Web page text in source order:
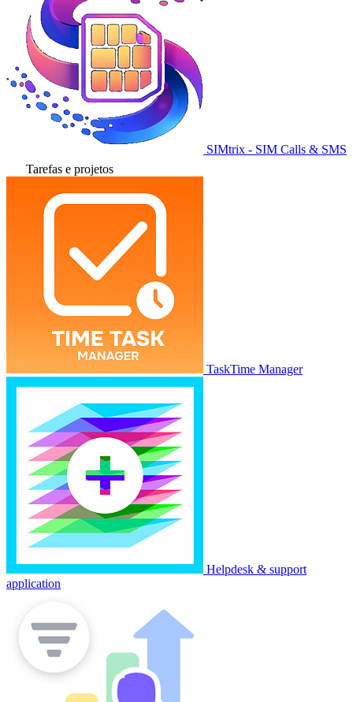
SIMtrix - SIM Calls & SMS
Tarefas e projetos
TaskTime Manager
Helpdesk & support
application